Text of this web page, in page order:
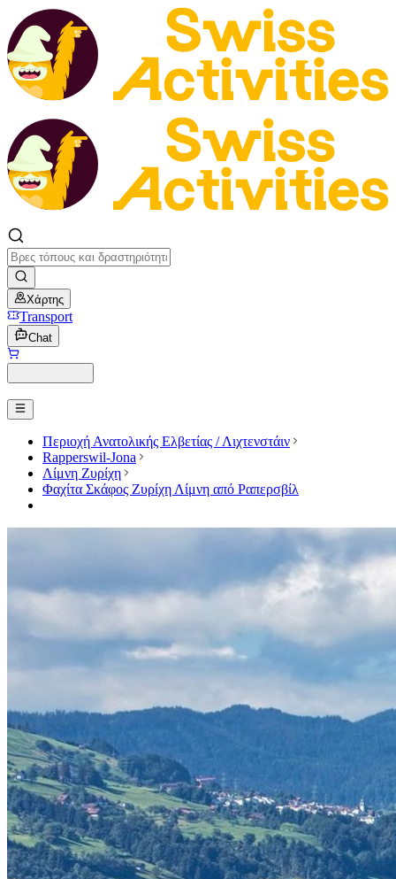
Χάρτης
Transport
Chat
Περιοχή Ανατολικής Ελβετίας / Λιχτενστάιν
Rapperswil-Jona
Λίμνη Ζυρίχη
Φαχίτα Σκάφος Ζυρίχη Λίμνη από Ραπερσβίλ